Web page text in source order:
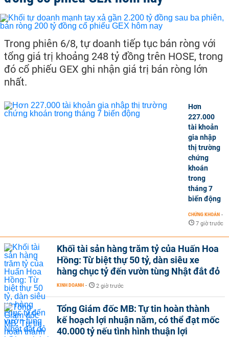
Trong phiên 6/8, tự doanh tiếp tục bán ròng với
tổng giá trị khoảng 248 tỷ đồng trên HOSE, trong
đó cổ phiếu GEX ghi nhận giá trị bán ròng lớn
nhất.
Hơn
227.000
tài khoản
gia nhập
thị trường
chứng
khoán
trong
tháng 7
biến động
CHỨNG KHOÁN -
7 giờ trước
Khối tài sản hàng trăm tỷ của Huấn Hoa
Hồng: Từ biệt thự 50 tỷ, dàn siêu xe
hàng chục tỷ đến vườn tùng Nhật đắt đỏ
KINH DOANH - 2 giờ trước
Tổng Giám đốc MB: Tự tin hoàn thành
kế hoạch lợi nhuận năm, có thể đạt mốc
40.000 tỷ nếu tình hình thuận lợi